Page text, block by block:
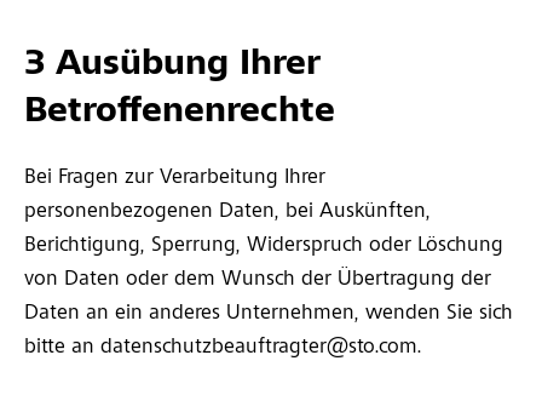
3 Ausübung Ihrer
Betroffenenrechte
Bei Fragen zur Verarbeitung Ihrer
personenbezogenen Daten, bei Auskünften,
Berichtigung, Sperrung, Widerspruch oder Löschung
von Daten oder dem Wunsch der Übertragung der
Daten an ein anderes Unternehmen, wenden Sie sich
bitte an datenschutzbeauftragter@sto.com.